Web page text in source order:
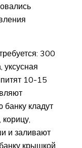
300
уксусная
10-15
банку кладут
и заливают
крышкой